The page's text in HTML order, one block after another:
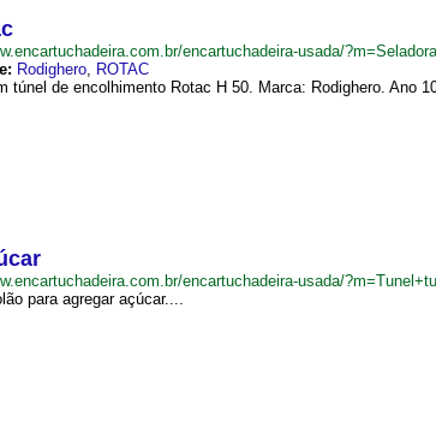
encartuchadeira-usada/
Rodighero, ROTAC
túnel de encolhimento Rotac H 50. Marca: Rodighero. Ano
encartuchadeira-usada/
para agregar açúcar....